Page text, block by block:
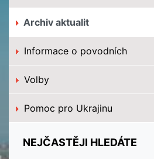
Archiv aktualit
Informace o povodních
Volby
Pomoc pro Ukrajinu
NEJČASTĚJI HLEDÁTE